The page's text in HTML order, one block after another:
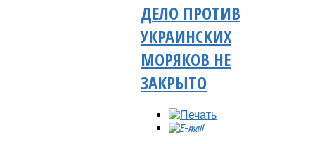
ДЕЛО ПРОТИВ
УКРАИНСКИХ
МОРЯКОВ НЕ
ЗАКРЫТО